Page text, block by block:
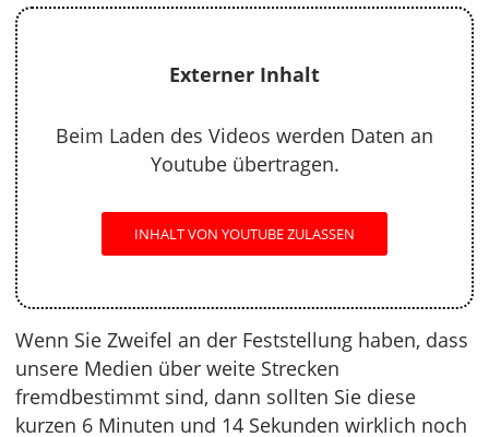
Externer Inhalt
Beim Laden des Videos werden Daten an
Youtube übertragen.
INHALT VON YOUTUBE ZULASSEN
Wenn Sie Zweifel an der Feststellung haben, dass
unsere Medien über weite Strecken
fremdbestimmt sind, dann sollten Sie diese
kurzen 6 Minuten und 14 Sekunden wirklich noch